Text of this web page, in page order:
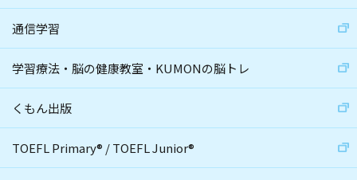
通信学習
学習療法・脳の健康教室・KUMONの脳トレ
くもん出版
TOEFL Primary® /TOEFL Junior®